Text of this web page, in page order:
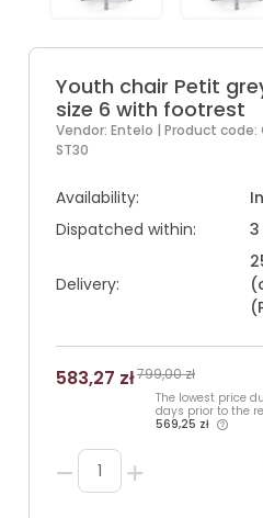
Youth chair Petit
size 6 with footrest
Vendor: Entelo | Product code:
ST30
Availability:
Dispatched within:
Delivery:
583,27 zł799,00 zł
The lowest price
days prior to the
569,25 zł